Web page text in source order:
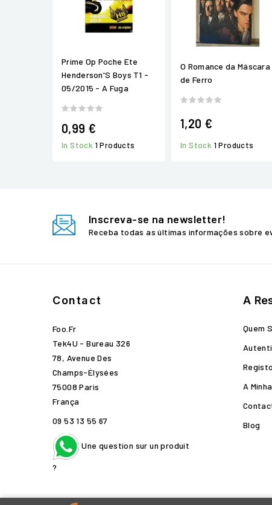
Prime Op Poche Ete
Henderson'S Boys T1 -
05/2015 - A Fuga
0,99 €
In Stock 1 Products
O Romance da Máscara
de Ferro
1,20 €
In Stock 1 Products
Inscreva-se na newsletter!
Receba todas as últimas informações sobre
Contact
Foo.fr
Tek4U - Bureau 326
78, Avenue Des
Champs-Élysées
75008 Paris
França
09 53 13 55 67
Une question sur un produit
?
A
Quem
Registo
A
Blog